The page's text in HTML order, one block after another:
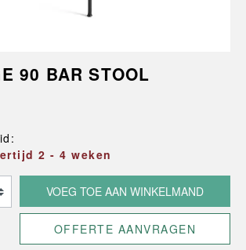
90 BAR STOOL
2 - 4 weken
VOEG TOE AAN WINKELMAND
OFFERTE AANVRAGEN